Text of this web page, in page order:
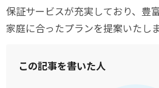
保証サービスが充実しており、豊
家庭に合ったプランを提案いたしま
この記事を書いた人